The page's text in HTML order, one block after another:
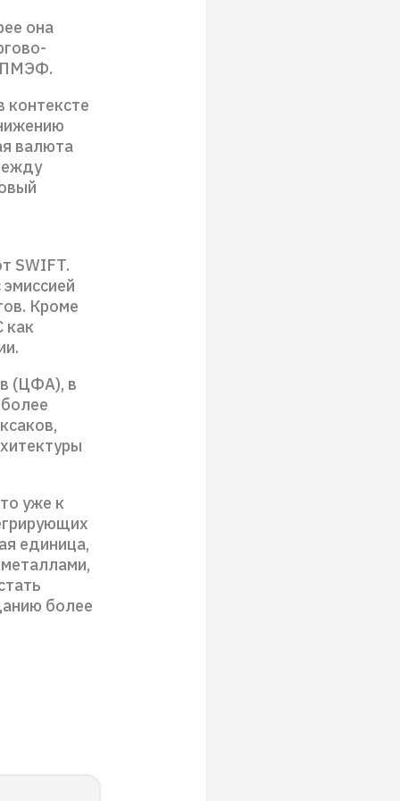
она
ПМЭФ.
валюта
SWIFT.
Кроме
как
(ЦФА), в
уже к
единица,
более